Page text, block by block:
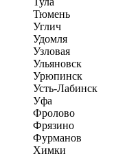
Тюмень
Углич
Удомля
Узловая
Ульяновск
Урюпинск
Усть-Лабинск
Уфа
Фролово
Фрязино
Фурманов
Химки